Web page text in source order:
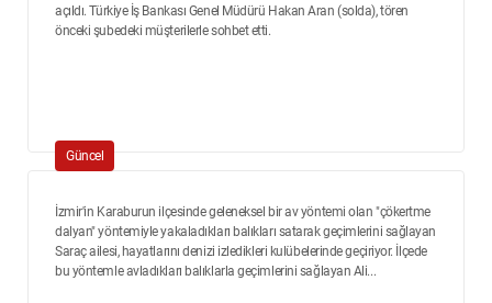
açıldı. Türkiye İş Bankası Genel Müdürü Hakan Aran (solda), tören
önceki şubedeki müşterilerle sohbet etti.
Güncel
İzmir'in Karaburun ilçesinde geleneksel bir av yöntemi olan "çökertme
dalyan" yöntemiyle yakaladıkları balıkları satarak geçimlerini sağlayan
Saraç ailesi, hayatlarını denizi izledikleri kulübelerinde geçiriyor. İlçede
bu yöntemle avladıkları balıklarla geçimlerini sağlayan Ali...